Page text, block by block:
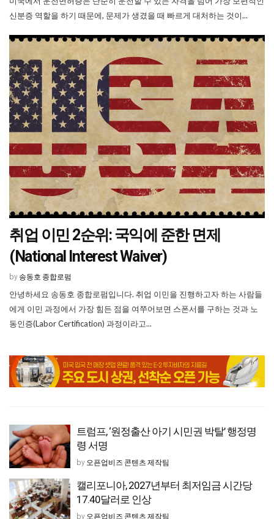
신분증 역할을 하기 때문에, 문제가 생겼을 때 빠르게 대처하는 것이...
취업 이민 2순위: 국익에 준한 면제
(National Interest Waiver)
by 송동호 종합로펌
안녕하세요 송동호 종합로펌입니다. 취업 이민을 진행하고자 하는 사람들
에게 이민 과정에서 가장 힘든 점을 여쭈어보면 스폰서를 구하는 것과 노
동인증(Labor Certification) 과정이라고...
트럼프, ‘원정출산 아기 시민권 박탈’ 행정명
령 서명
by 오픈업비즈 콘텐츠 제작팀
캘리포니아, 2027년부터 최저임금 시간당
17.40달러로 인상
by 오픈업비즈 콘텐츠 제작팀